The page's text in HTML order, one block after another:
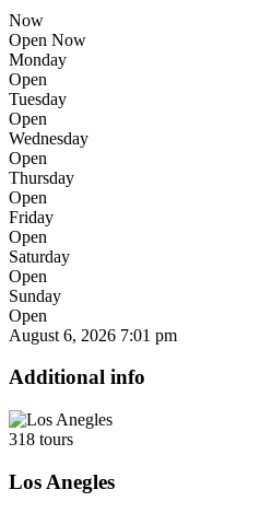
Now
Open Now
Monday
Open
Tuesday
Open
Wednesday
Open
Thursday
Open
Friday
Open
Saturday
Open
Sunday
Open
August 6, 2026 7:01 pm
Additional info
318 tours
Los Anegles